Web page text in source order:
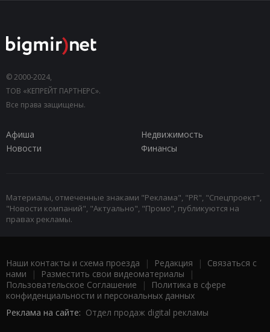
© 2000-2024,
ТОВ «КЕПРЕЙТ ПАРТНЕРС».
Все права защищены.
Афиша
Недвижимость
Новости
Финансы
Материалы, отмеченные знаками "Реклама", "PR", "Спецпроект",
"Новости компаний", "Актуально", "Промо", публикуются на
правах рекламы.
Наши контакты и схема проезда | Редакция | Связаться с
нами | Разместить свои видеоматериалы |
Пользовательское Соглашение |
Политика в сфере
конфиденциальности и персональных данных
Реклама на сайте: Отдел продаж digital рекламы